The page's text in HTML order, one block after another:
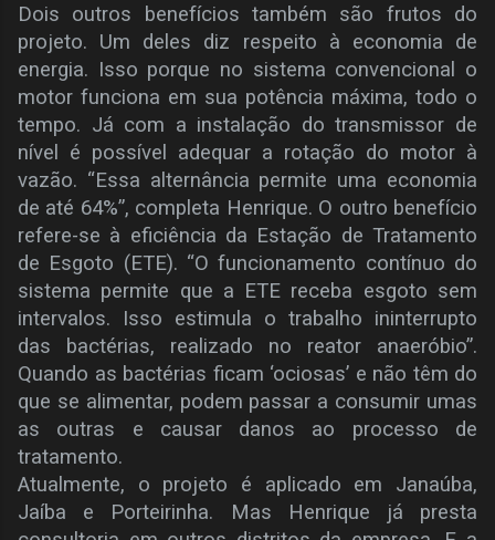
Dois outros benefícios também são frutos do
projeto. Um deles diz respeito à economia de
energia. Isso porque no sistema convencional o
motor funciona em sua potência máxima, todo o
tempo. Já com a instalação do transmissor de
nível é possível adequar a rotação do motor à
vazão. “Essa alternância permite uma economia
de até 64%”, completa Henrique. O outro benefício
refere-se à eficiência da Estação de Tratamento
de Esgoto (ETE). “O funcionamento contínuo do
sistema permite que a ETE receba esgoto sem
intervalos. Isso estimula o trabalho ininterrupto
das bactérias, realizado no reator anaeróbio”.
Quando as bactérias ficam ‘ociosas’ e não têm do
que se alimentar, podem passar a consumir umas
as outras e causar danos ao processo de
tratamento.
Atualmente, o projeto é aplicado em Janaúba,
Jaíba e Porteirinha. Mas Henrique já presta